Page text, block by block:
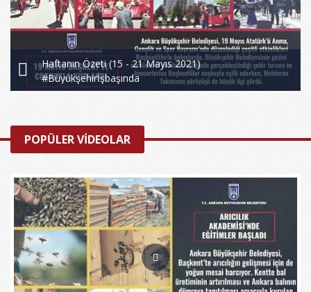
Haftanın Özeti (15 - 21 Mayıs 2021)
#Büyükşehirİşbaşında
POPÜLER VİDEOLAR